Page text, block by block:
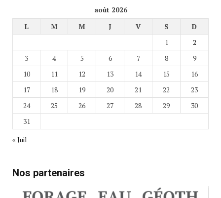
août 2026
L
M M J V S
D
1
2
3
4 5 6 7 8
9
10
11 12 13 14 15
16
17
18 19 20 21 22
23
24
25 26 27 28 29
30
31
« Juil
Nos partenaires